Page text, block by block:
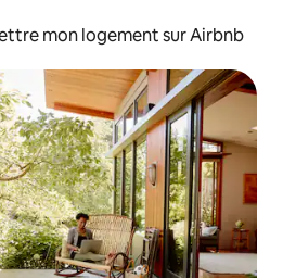
mon logement sur Airbnb